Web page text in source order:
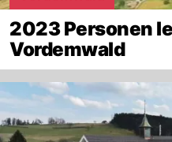
2023 Personen
Vordemwald